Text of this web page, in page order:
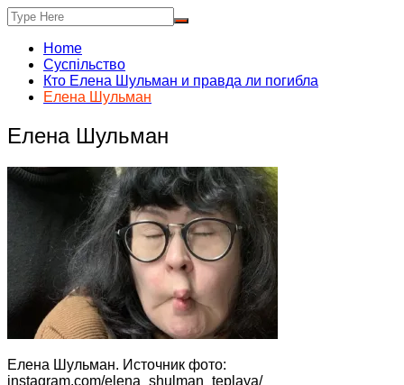
Home
Суспільство
Кто Елена Шульман и правда ли погибла
Елена Шульман
Елена Шульман
Елена Шульман. Источник фото:
instagram.com/elena_shulman_teplaya/